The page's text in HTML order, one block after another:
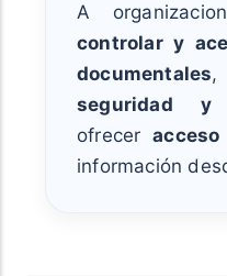
A
controlar y
documentales,
seguridad y
ofrecer
información